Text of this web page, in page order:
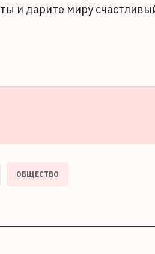
и дарите миру
ОБЩЕСТВО